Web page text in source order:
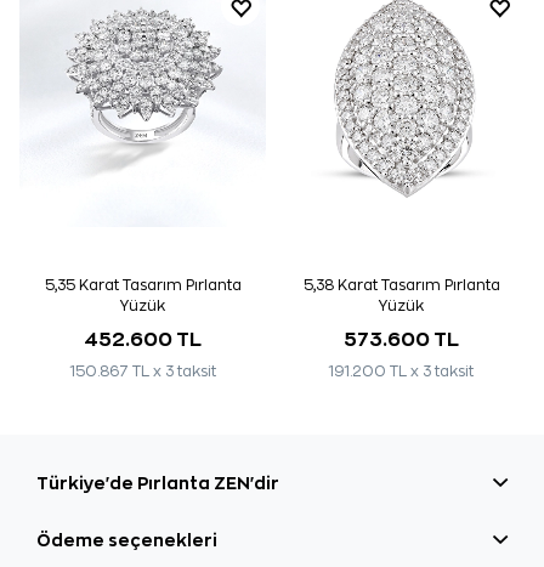
5,35 Karat Tasarım Pırlanta
Yüzük
452.600 TL
150.867 TL x 3 taksit
5,38 Karat Tasarım Pırlanta
Yüzük
573.600 TL
191.200 TL x 3 taksit
Türkiye'de Pırlanta ZEN'dir
Ödeme seçenekleri